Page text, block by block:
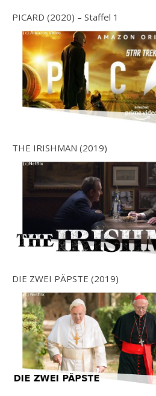
PICARD (2020) – Staffel 1
THE IRISHMAN (2019)
DIE ZWEI PÄPSTE (2019)